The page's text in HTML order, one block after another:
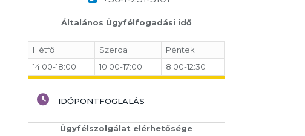
Általános Ügyfélfogadási idő
Hétfő Szerda
Péntek
14:00-18:00
10:00-17:00 8:00-12:30
IDŐPONTFOGLALÁS
Ügyfélszolgálat elérhetősége